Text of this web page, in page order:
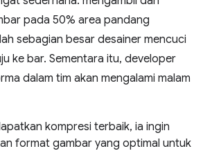
pada 50% area pandang
sebagian besar desainer mencuci
ke bar. Sementara itu, developer
dalam tim akan mengalami malam
kompresi terbaik, ia ingin
format gambar yang optimal untuk